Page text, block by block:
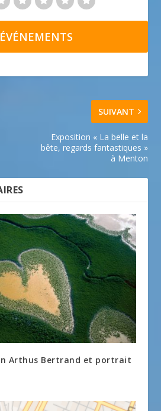
SUIVANT
Exposition « La belle et la
bête, regards fantastiques »
à Menton
Arthus Bertrand et portrait